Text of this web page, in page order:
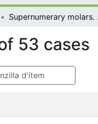
53 cases
d'ítem